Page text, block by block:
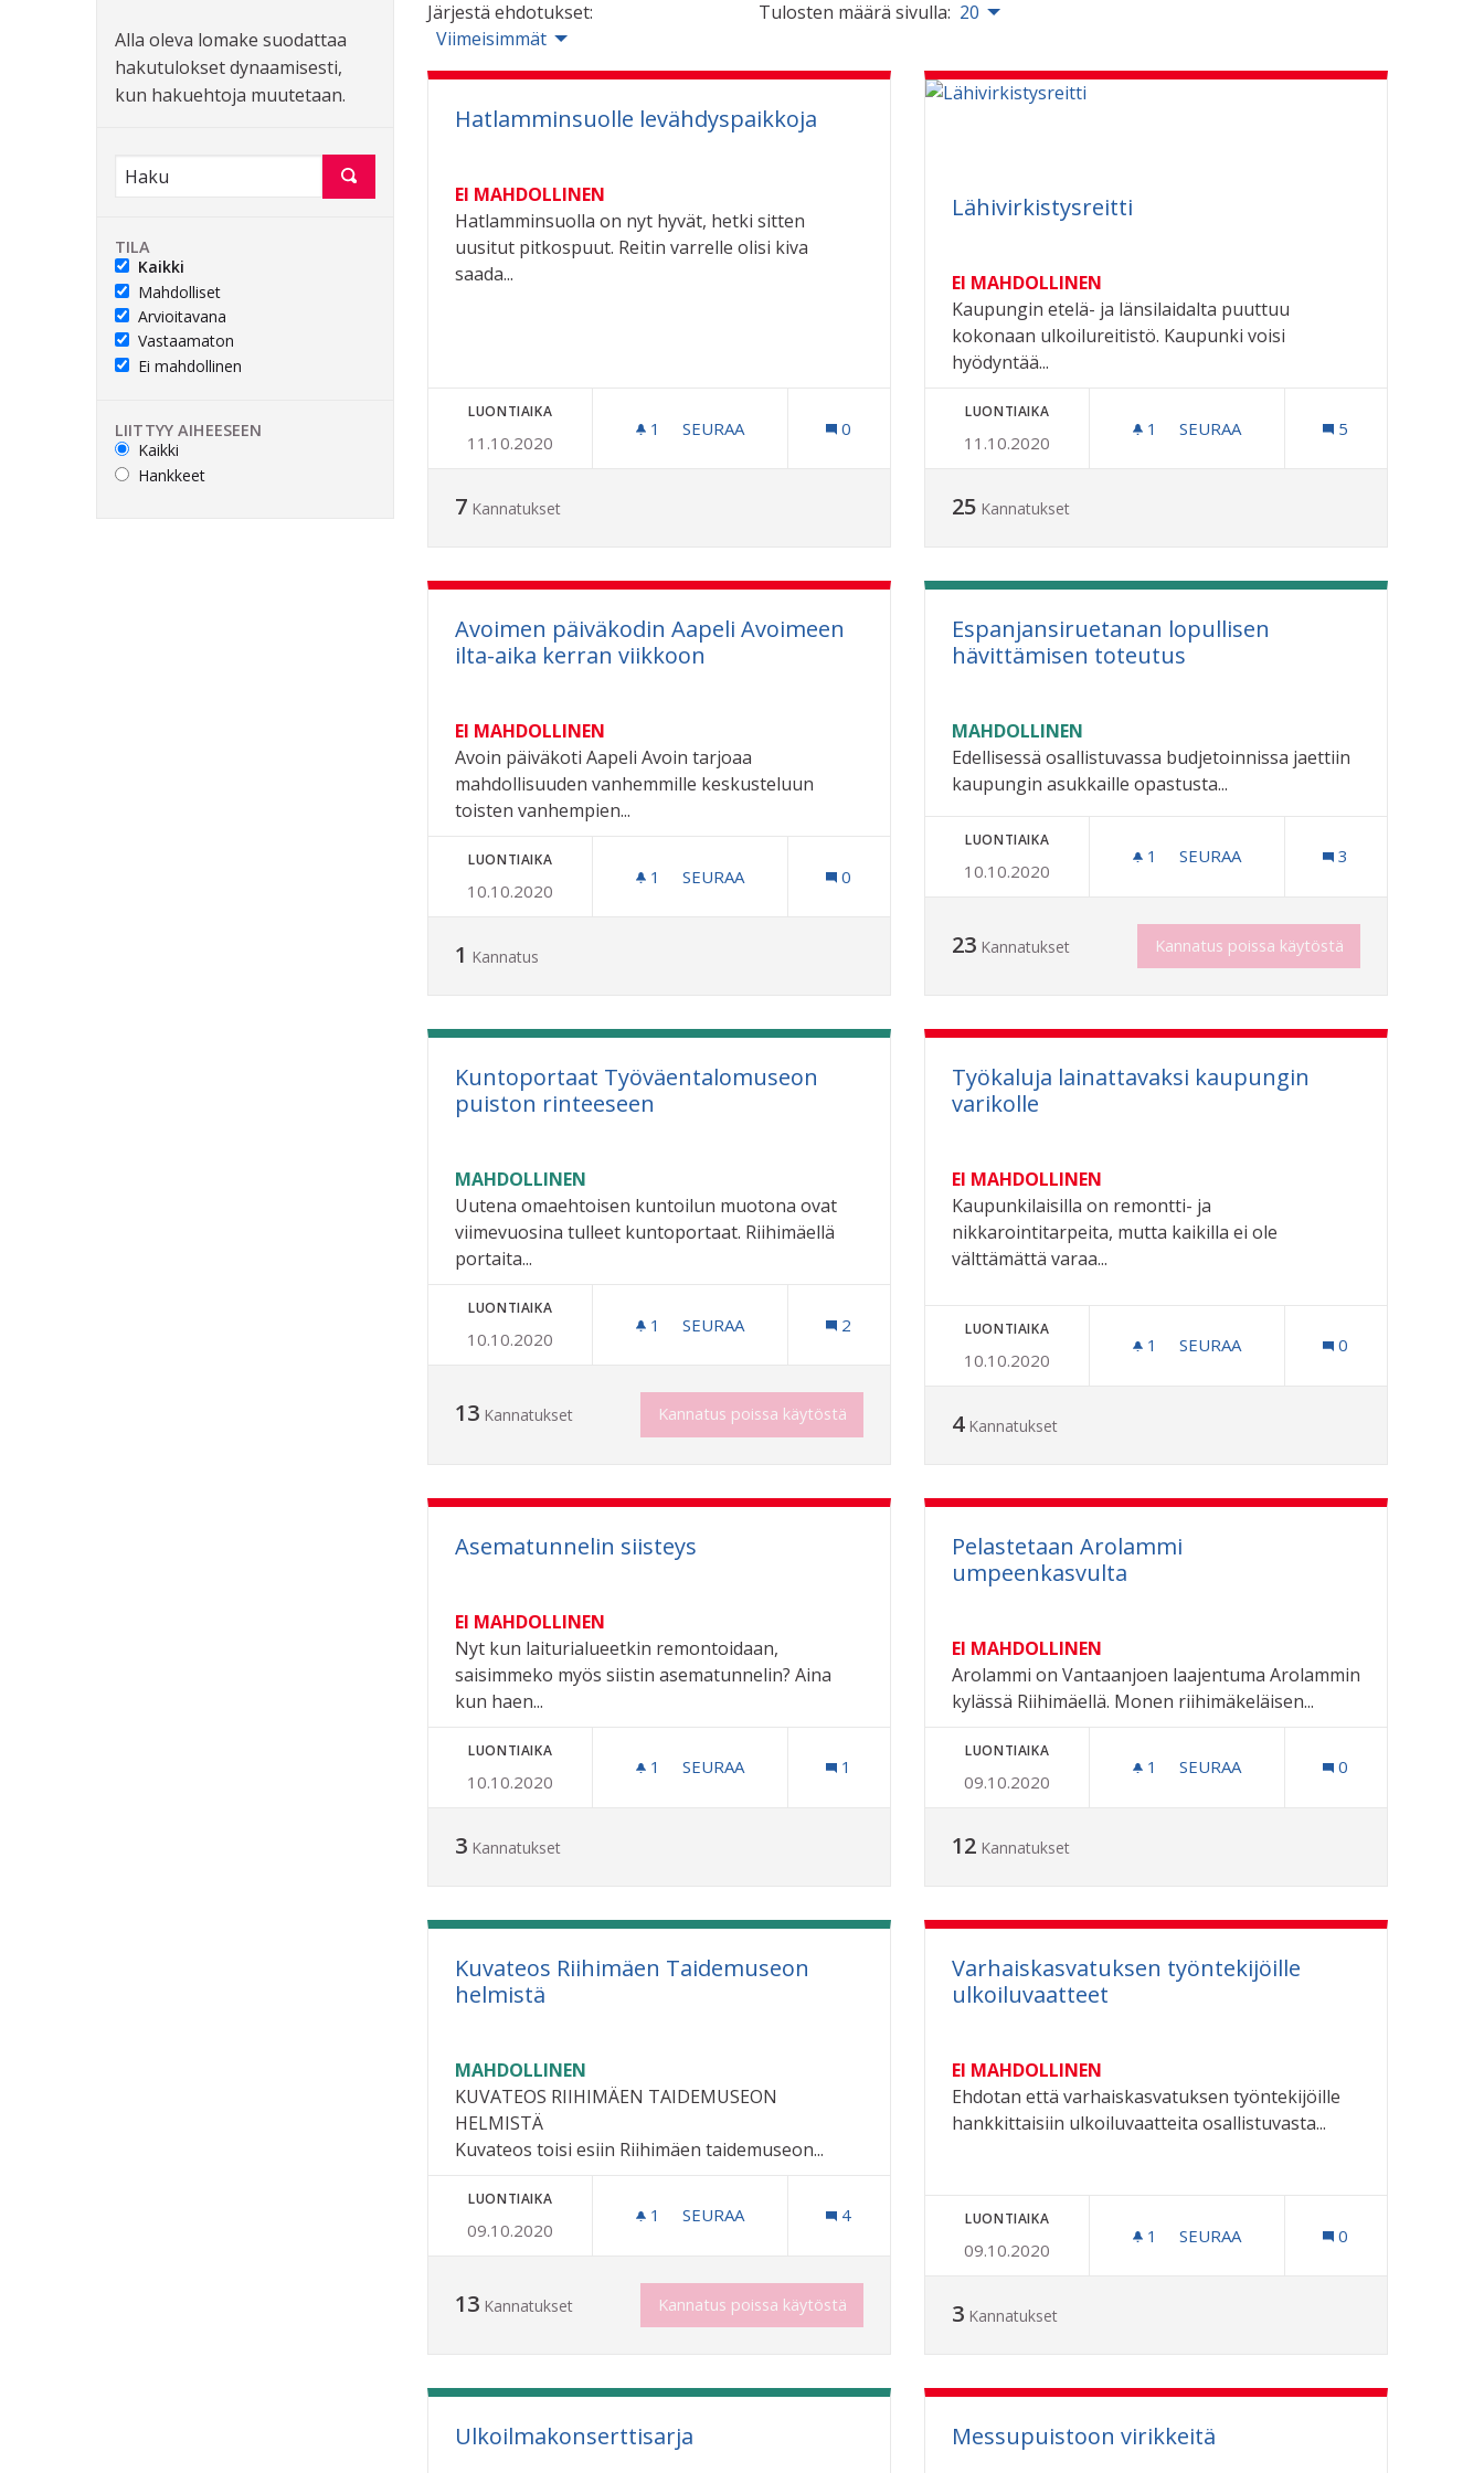
Alla oleva lomake suodattaa
hakutulokset dynaamisesti,
kun hakuehtoja muutetaan.
TILA
Kaikki
Mahdolliset
Arvioitavana
Vastaamaton
Ei mahdollinen
LIITTYY AIHEESEEN
Kaikki
Hankkeet
Järjestä ehdotukset:
Viimeisimmät
Tulosten määrä sivulla: 20
Hatlamminsuolle levähdyspaikkoja
EI MAHDOLLINEN
Hatlamminsuolla on nyt hyvät, hetki sitten
uusitut pitkospuut. Reitin varrelle olisi kiva
saada...
LUONTIAIKA
11.10.2020
1 1 SEURAAJA
SEURAA
HATLAMMINSUOLLE LEVÄHDYSPAIKKOJA
0
7 Kannatukset
Lähivirkistysreitti
EI MAHDOLLINEN
Kaupungin etelä- ja länsilaidalta puuttuu
kokonaan ulkoilureitistö. Kaupunki voisi
hyödyntää...
LUONTIAIKA
11.10.2020
1 1 SEURAAJA
SEURAA 5
25 Kannatukset
Avoimen päiväkodin Aapeli Avoimeen
ilta-aika kerran viikkoon
EI MAHDOLLINEN
Avoin päiväkoti Aapeli Avoin tarjoaa
mahdollisuuden vanhemmille keskusteluun
toisten vanhempien...
LUONTIAIKA
10.10.2020
1 1 SEURAAJA
SEURAA 0
1 Kannatus
Espanjansiruetanan lopullisen
hävittämisen toteutus
MAHDOLLINEN
Edellisessä osallistuvassa budjetoinnissa jaettiin
kaupungin asukkaille opastusta...
LUONTIAIKA
10.10.2020
1 1 SEURAAJA
SEURAA 3
23 Kannatukset Kannatus poissa käytöstä
Kuntoportaat Työväentalomuseon
puiston rinteeseen
MAHDOLLINEN
Uutena omaehtoisen kuntoilun muotona ovat
viimevuosina tulleet kuntoportaat. Riihimäellä
portaita...
LUONTIAIKA
10.10.2020
1 1 SEURAAJA
SEURAA
KUNTOPORTAAT TYÖVÄENTALOMUSEON PUISTON RINTEESEEN
2
13 Kannatukset Kannatus poissa käytöstä
Työkaluja lainattavaksi kaupungin
varikolle
EI MAHDOLLINEN
Kaupunkilaisilla on remontti- ja
nikkarointitarpeita, mutta kaikilla ei ole
välttämättä varaa...
LUONTIAIKA
10.10.2020
1 1 SEURAAJA
SEURAA 0
4 Kannatukset
Asematunnelin siisteys
EI MAHDOLLINEN
Nyt kun laiturialueetkin remontoidaan,
saisimmeko myös siistin asematunnelin? Aina
kun haen...
LUONTIAIKA
10.10.2020
1 1 SEURAAJA
SEURAA 1
3 Kannatukset
Pelastetaan Arolammi
umpeenkasvulta
EI MAHDOLLINEN
Arolammi on Vantaanjoen laajentuma Arolammin
kylässä Riihimäellä. Monen riihimäkeläisen...
LUONTIAIKA
09.10.2020
1 1 SEURAAJA
SEURAA 0
12 Kannatukset
Kuvateos Riihimäen Taidemuseon
helmistä
MAHDOLLINEN
KUVATEOS RIIHIMÄEN TAIDEMUSEON
HELMISTÄ
Kuvateos toisi esiin Riihimäen taidemuseon...
LUONTIAIKA
09.10.2020
1 1 SEURAAJA
SEURAA 4
13 Kannatukset Kannatus poissa käytöstä
Varhaiskasvatuksen työntekijöille
ulkoiluvaatteet
EI MAHDOLLINEN
Ehdotan että varhaiskasvatuksen työntekijöille
hankkittaisiin ulkoiluvaatteita osallistuvasta...
LUONTIAIKA
09.10.2020
1 1 SEURAAJA
SEURAA 0
3 Kannatukset
Ulkoilmakonserttisarja Messupuistoon virikkeitä